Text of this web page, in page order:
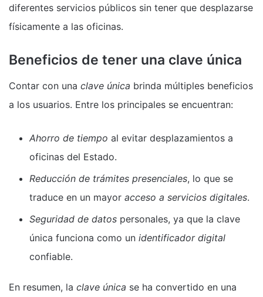
diferentes servicios públicos sin tener que desplazarse
físicamente a las oficinas.
Beneficios de tener una clave única
Contar con una clave única brinda múltiples beneficios
a los usuarios. Entre los principales se encuentran:
Ahorro de tiempo al evitar desplazamientos a
oficinas del Estado.
Reducción de trámites presenciales, lo que se
traduce en un mayor acceso a servicios digitales.
Seguridad de datos personales, ya que la clave
única funciona como un identificador digital
confiable.
En resumen, la clave única se ha convertido en una